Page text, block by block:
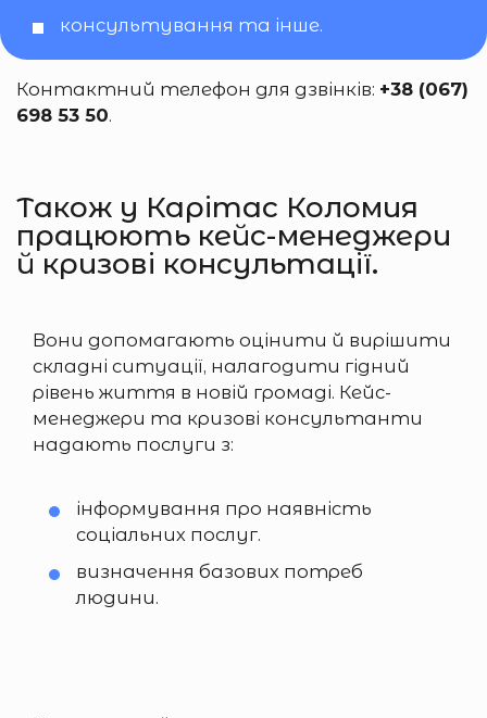
консультування та інше.
Контактний телефон для дзвінків: +38 (067)
698 53 50.
Також у Карітас Коломия
працюють кейс-менеджери
й кризові консультації.
Вони допомагають оцінити й вирішити
складні ситуації, налагодити гідний
рівень життя в новій громаді. Кейс-
менеджери та кризові консультанти
надають послуги з:
інформування про наявність
соціальних послуг.
визначення базових потреб
людини.